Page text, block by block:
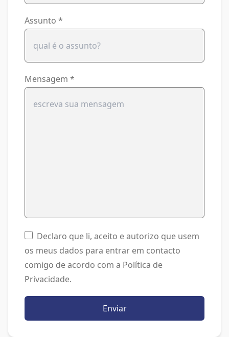
Assunto *
Mensagem *
Declaro que li, aceito e autorizo que usem
os meus dados para entrar em contacto
comigo de acordo com a Política de
Privacidade.
Enviar